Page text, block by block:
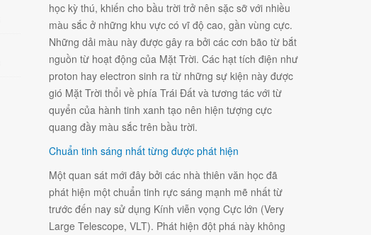
học kỳ thú, khiến cho bầu trời trở nên sặc sỡ với nhiều
màu sắc ở những khu vực có vĩ độ cao, gần vùng cực.
Những dải màu này được gây ra bởi các cơn bão từ bắt
nguồn từ hoạt động của Mặt Trời. Các hạt tích điện như
proton hay electron sinh ra từ những sự kiện này được
gió Mặt Trời thổi về phía Trái Đất và tương tác với từ
quyển của hành tinh xanh tạo nên hiện tượng cực
quang đầy màu sắc trên bầu trời.
Chuẩn tinh sáng nhất từng được phát hiện
Một quan sát mới đây bởi các nhà thiên văn học đã
phát hiện một chuẩn tinh rực sáng mạnh mẽ nhất từ
trước đến nay sử dụng Kính viễn vọng Cực lớn (Very
Large Telescope, VLT). Phát hiện đột phá này không